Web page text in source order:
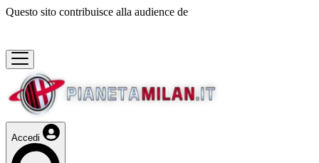
Questo sito contribuisce alla audience de
Accedi